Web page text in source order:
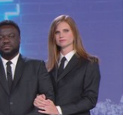
essere ancora in
d'ombra sul Mostro di
oggi avvolte in un
speciale anche
ne...